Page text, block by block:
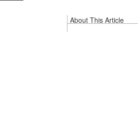
About This Article